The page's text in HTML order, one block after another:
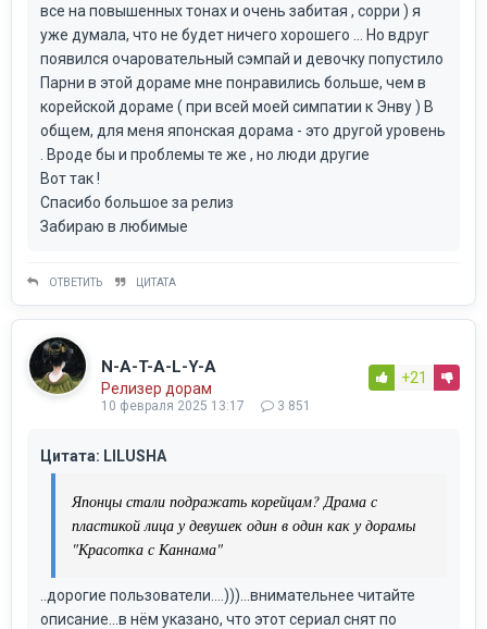
все на повышенных тонах и очень забитая , сорри ) я
уже думала, что не будет ничего хорошего … Но вдруг
появился очаровательный сэмпай и девочку попустило
Парни в этой дораме мне понравились больше, чем в
корейской дораме ( при всей моей симпатии к Энву ) В
общем, для меня японская дорама - это другой уровень
. Вроде бы и проблемы те же , но люди другие
Вот так !
Спасибо большое за релиз
Забираю в любимые
ОТВЕТИТЬ ЦИТАТА
N-A-T-A-L-Y-A
Релизер дорам
10 февраля 2025 13:17 3 851
+21
Цитата: LILUSHA
Японцы стали подражать корейцам? Драма с
пластикой лица у девушек один в один как у дорамы
"Красотка с Каннама"
..дорогие пользователи....)))...внимательнее читайте
описание...в нём указано, что этот сериал снят по